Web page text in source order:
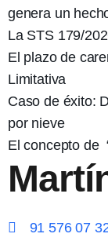
genera un
La STS 179/
El plazo de
Limitativa
Caso de éxito:
por nieve
El concepto de
91 576 07